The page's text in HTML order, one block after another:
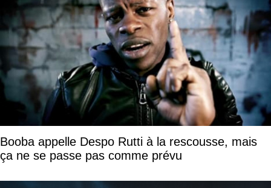
Booba appelle Despo Rutti à la rescousse, mais
ça ne se passe pas comme prévu